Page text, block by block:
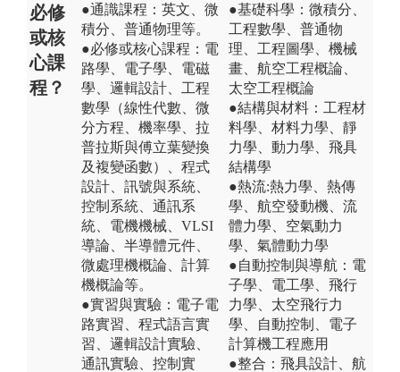
必修
或核
心課
程？
●通識課程：英文、微
積分、普通物理等。
●必修或核心課程：電
路學、電子學、電磁
學、邏輯設計、工程
數學（線性代數、微
分方程、機率學、拉
普拉斯與傅立葉變換
及複變函數）、程式
設計、訊號與系統、
控制系統、通訊系
統、電機機械、VLSI
導論、半導體元件、
微處理機概論、計算
機概論等。
●實習與實驗：電子電
路實習、程式語言實
習、邏輯設計實驗、
通訊實驗、控制實
●基礎科學：微積分、
工程數學、普通物
理、工程圖學、機械
畫、航空工程概論、
太空工程概論
●結構與材料：工程材
料學、材料力學、靜
力學、動力學、飛具
結構學
●熱流:熱力學、熱傳
學、航空發動機、流
體力學、空氣動力
學、氣體動力學
●自動控制與導航：電
子學、電工學、飛行
力學、太空飛行力
學、自動控制、電子
計算機工程應用
●整合：飛具設計、航